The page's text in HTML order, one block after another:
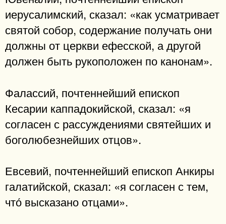
иерусалимский, сказал: «как усматривает
святой собор, содержание получать они
должны от церкви ефесской, а другой
должен быть рукоположен по канонам».
Фалассий, почтеннейший епископ
Кесарии каппадокийской, сказал: «я
согласен с рассуждениями святейших и
боголюбезнейших отцов».
Евсевий, почтеннейший епископ Анкиры
галатийской, сказал: «я согласен с тем,
что́ высказано отцами».